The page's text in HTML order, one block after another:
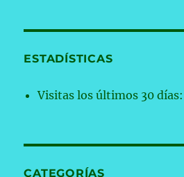
ESTADÍSTICAS
Visitas los últimos 30 días:
CATEGORÍAS